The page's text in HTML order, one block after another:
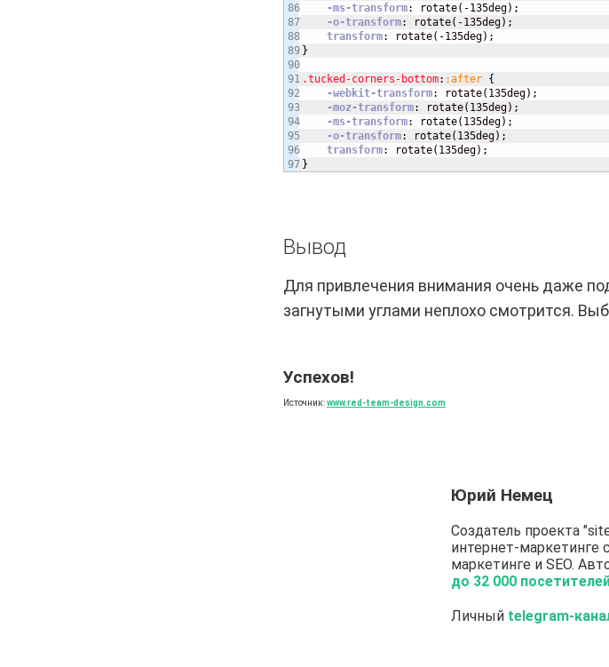
86
87
88
89
90
91
92
93
94
95
96
97
-ms-transform: rotate( -135deg) ;
-o-transform: rotate( -135deg) ;
transform: rotate( -135deg) ;
}
.tucked-corners-bottom: :after {
-webkit-transform: rotate( 135deg) ;
-moz-transform: rotate( 135deg) ;
-ms-transform: rotate( 135deg) ;
-o-transform: rotate( 135deg) ;
transform: rotate( 135deg) ;
}
Вывод
Для привлечения внимания очень даже
загнутыми углами неплохо смотрится.
Успехов!
Источник:www.red-team-design.com
Юрий Немец
Создатель проекта
интернет-маркетинге
маркетинге и SEO.
до 32 000
Личный telegram-